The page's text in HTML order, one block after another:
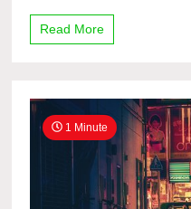
Read More
1 Minute